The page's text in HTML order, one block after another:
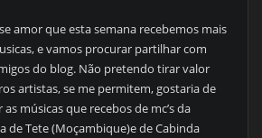
amor que esta semana recebemos mais
e vamos procurar partilhar com
do blog. Não pretendo tirar valor
artistas, se me permitem, gostaria de
as músicas que recebos de mc’s da
de Tete (Moçambique)e de Cabinda